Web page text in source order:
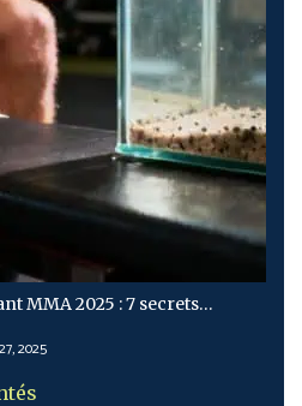
MMA 2025 : 7 secrets…
2025